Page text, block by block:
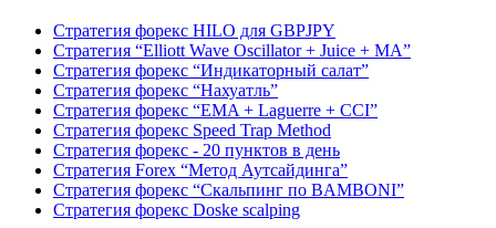
Стратегия форекс HILO для GBPJPY
Стратегия “Elliott Wave Oscillator + Juice + MA”
Стратегия форекс “Индикаторный салат”
Стратегия форекс “Нахуатль”
Стратегия форекс “EMA + Laguerre + CCI”
Стратегия форекс Speed Trap Method
Стратегия форекс - 20 пунктов в день
Стратегия Forex “Метод Аутсайдинга”
Стратегия форекс “Скальпинг по BAMBONI”
Стратегия форекс Doske scalping